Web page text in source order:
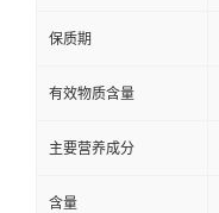
保质期
有效物质含量
主要营养成分
含量